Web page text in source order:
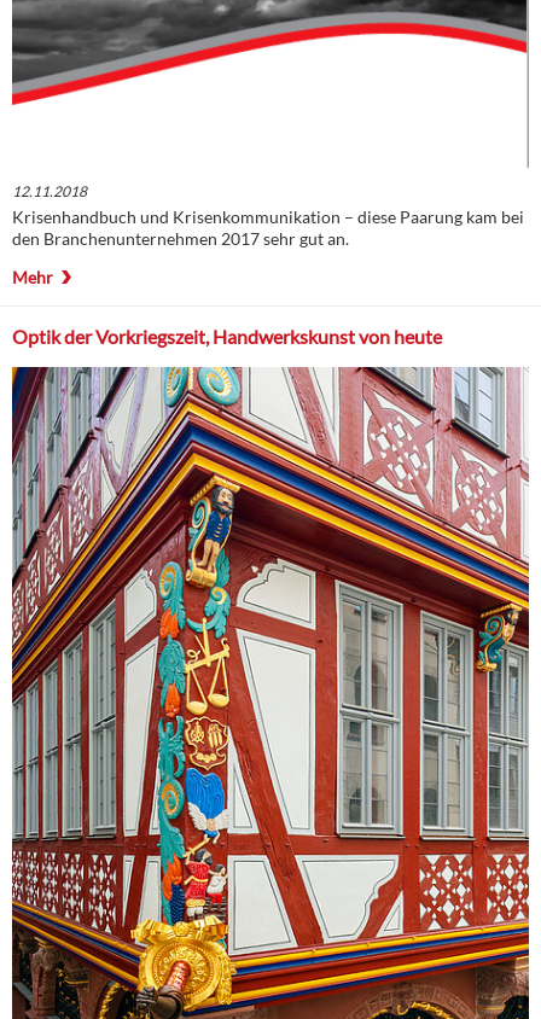
12.11.2018
Krisenhandbuch und Krisenkommunikation – diese Paarung kam bei
den Branchenunternehmen 2017 sehr gut an.
Mehr
Optik der Vorkriegszeit, Handwerkskunst von heute